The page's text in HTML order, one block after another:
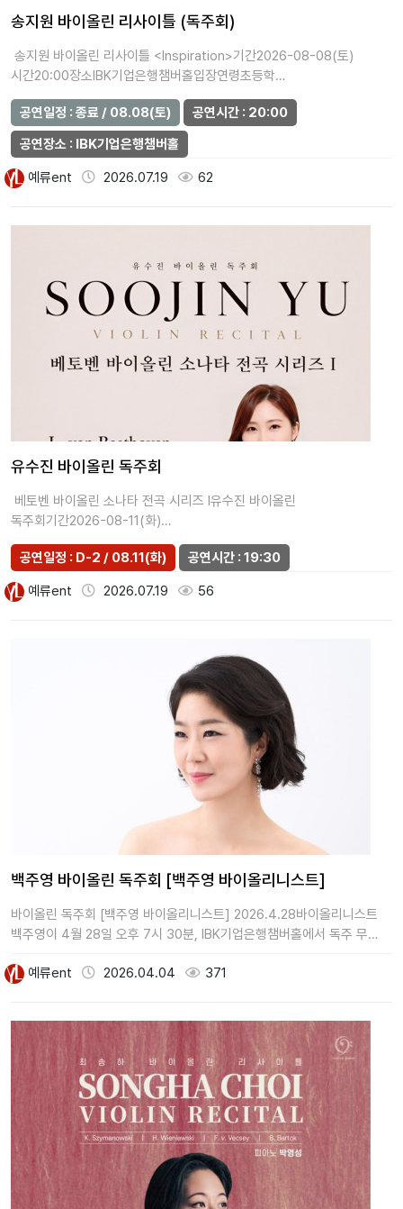
송지원 바이올린 리사이틀 (독주회)
송지원 바이올린 리사이틀 <Inspiration>기간2026-08-08(토)
시간20:00장소IBK기업은행챔버홀입장연령초등학…
공연일정 : 종료 / 08.08(토)
공연시간 : 20:00
공연장소 : IBK기업은행챔버홀
예류ent 2026.07.19 62
유수진 바이올린 독주회
베토벤 바이올린 소나타 전곡 시리즈 I유수진 바이올린
독주회기간2026-08-11(화)
시간19:30장소인춘아트홀입장연령초등학생 이상관…
공연일정 : D-2 / 08.11(화)
공연시간 : 19:30
예류ent 2026.07.19 56
백주영 바이올린 독주회 [백주영 바이올리니스트]
바이올린 독주회 [백주영 바이올리니스트] 2026.4.28바이올리니스트
백주영이 4월 28일 오후 7시 30분, IBK기업은행챔버홀에서 독주 무…
예류ent 2026.04.04 371